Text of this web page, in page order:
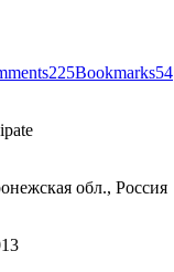
225Bookmarks54
обл., Россия